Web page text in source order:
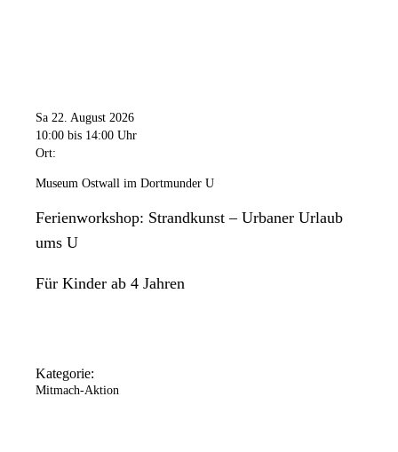
Sa 22. August 2026
10:00 bis 14:00 Uhr
Ort:
Museum Ostwall im Dortmunder U
Ferienworkshop: Strandkunst – Urbaner Urlaub
ums U
Für Kinder ab 4 Jahren
Kategorie:
Mitmach-Aktion